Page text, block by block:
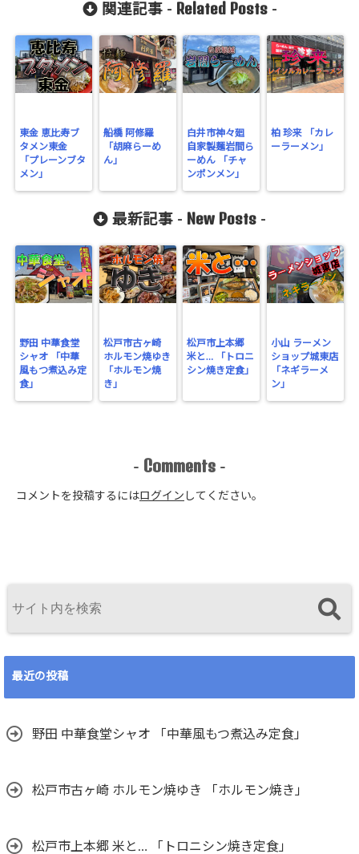
関連記事 - Related Posts-
東金 恵比寿ブ
タメン東金
「プレーンブタ
メン」
船橋 阿修羅
「胡麻らーめ
ん」
白井市神々廻
自家製麺岩間ら
ーめん 「チャ
ンポンメン」
柏 珍来 「カレ
ーラーメン」
最新記事 - New Posts -
野田 中華食堂
シャオ 「中華
風もつ煮込み定
食」
松戸市古ヶ崎
ホルモン焼ゆき
「ホルモン焼
き」
松戸市上本郷
米と… 「トロニ
シン焼き定食」
小山 ラーメン
ショップ城東店
「ネギラーメ
ン」
- Comments -
コメントを投稿するには ログイン してください。
最近の投稿
野田 中華食堂シャオ 「中華風もつ煮込み定食」
松戸市古ヶ崎 ホルモン焼ゆき 「ホルモン焼き」
松戸市上本郷 米と… 「トロニシン焼き定食」